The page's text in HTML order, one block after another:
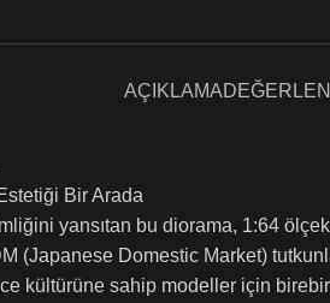
AÇIKLAMA
Bir Arada
yansıtan bu diorama, 1:64
Domestic Market)
kültürüne sahip modeller için